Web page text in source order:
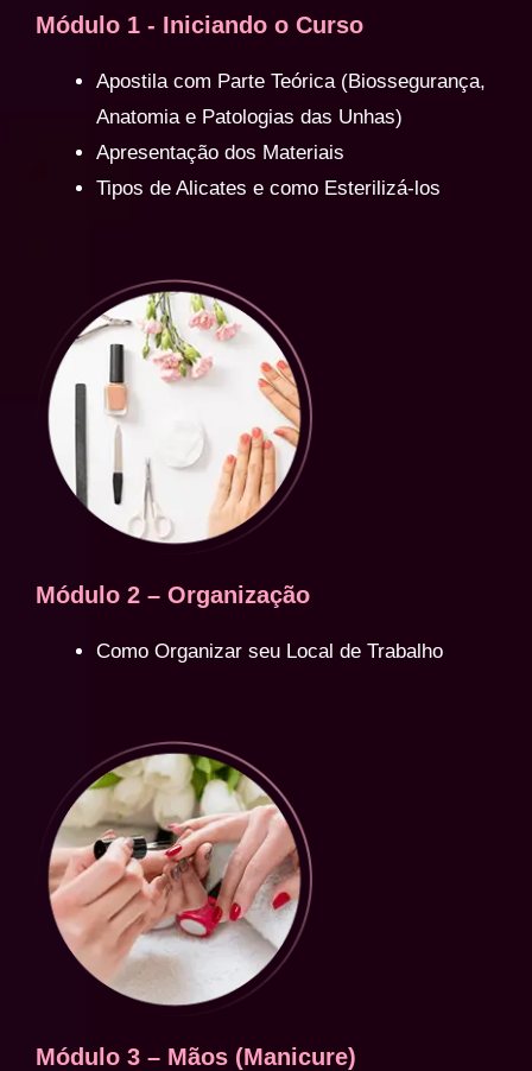
Módulo 1 - Iniciando o Curso
Apostila com Parte Teórica (Biossegurança,
Anatomia e Patologias das Unhas)
Apresentação dos Materiais
Tipos de Alicates e como Esterilizá-los
Módulo 2 – Organização
Como Organizar seu Local de Trabalho
Módulo 3 – Mãos (Manicure)